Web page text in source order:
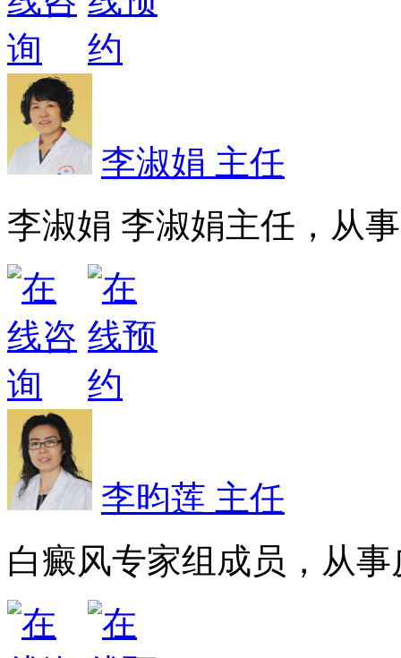
李淑娟 主任
李淑娟 李淑娟主任，从
李昀莲 主任
白癜风专家组成员，从